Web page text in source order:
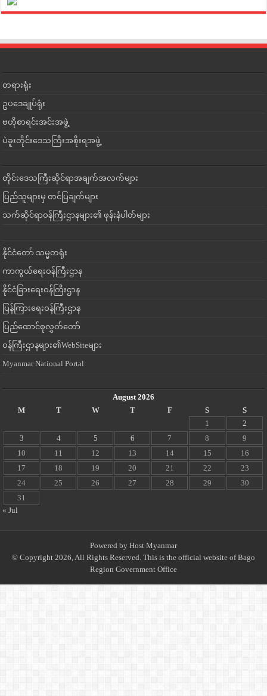
တရားရုံး
ဥပဒေချုပ်ရုံး
ဗဟိုစာရင်းအင်းအဖွဲ့
ပဲခူးတိုင်းဒေသကြီးအစိုးရအဖွဲ့
တိုင်းဒေသကြီးဆိုင်ရာအချက်အလက်များ
ပြည်သူများမှ တင်ပြချက်များ
သက်ဆိုင်ရာဝန်ကြီးဌာနများ၏ ဖုန်းနံပါတ်များ
နိုင်ငံတော် သမ္မတရုံး
ကာကွယ်ရေးဝန်ကြီးဌာန
နိုင်ငံခြားရေးဝန်ကြီးဌာန
ပြန်ကြားရေးဝန်ကြီးဌာန
ပြည်ထောင်စုလွှတ်တော်
ဝန်ကြီးဌာနများ၏WebSiteများ
Myanmar National Portal
August 2026
M
T W T F S
S
1
2
3
4 5 6 7 8
9
10
11 12 13 14 15
16
17
18 19 20 21 22
23
24
25 26 27 28 29
30
31
« Jul
Powered by Host Myanmar
© Copyright 2026, All Rights Reserved. This is the official website of Bago
Region Government Office